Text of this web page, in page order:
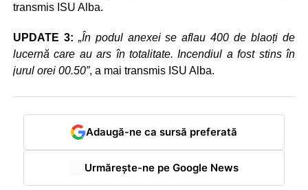
transmis ISU Alba.
UPDATE 3: „În podul anexei se aflau 400 de blaoți de
lucernă care au ars în totalitate. Incendiul a fost stins în
jurul orei 00.50”, a mai transmis ISU Alba.
Adaugă-ne ca sursă preferată
Urmărește-ne pe Google News